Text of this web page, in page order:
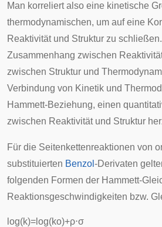
Man korreliert also eine kinetische
thermodynamischen, um auf eine
Reaktivität und Struktur zu
Zusammenhang zwischen
zwischen Struktur und
Verbindung von Kinetik und
Hammett-Beziehung, einen
zwischen Reaktivität und Struktur
Für die Seitenkettenreaktionen von
substituierten Benzol -Derivaten
folgenden Formen der Hammett-
Reaktionsgeschwindigkeiten bzw.
log(k)= log(ko)+ρ⋅σ